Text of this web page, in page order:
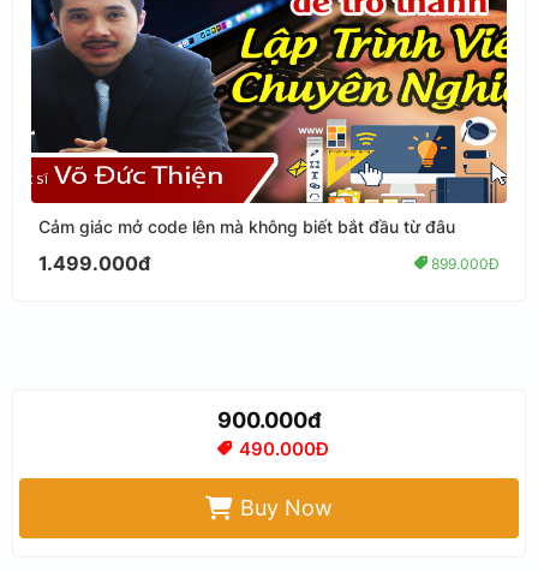
Cảm giác mở code lên mà không biết bắt đầu từ đâu
1.499.000đ 899.000Đ
900.000đ
490.000Đ
Buy Now